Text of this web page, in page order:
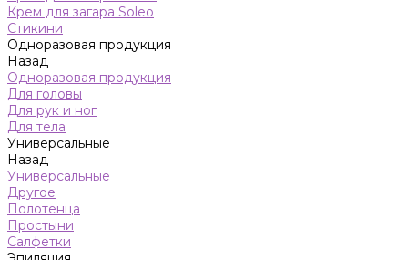
Крем для загара Soleo
Стикини
Одноразовая продукция
Назад
Одноразовая продукция
Для головы
Для рук и ног
Для тела
Универсальные
Назад
Универсальные
Другое
Полотенца
Простыни
Салфетки